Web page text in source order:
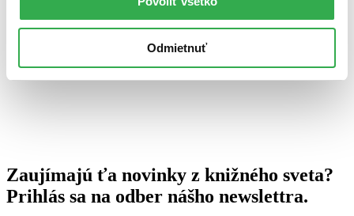
Odmietnuť
Zaujímajú ťa novinky z knižného sveta?
Prihlás sa na odber nášho newslettra.